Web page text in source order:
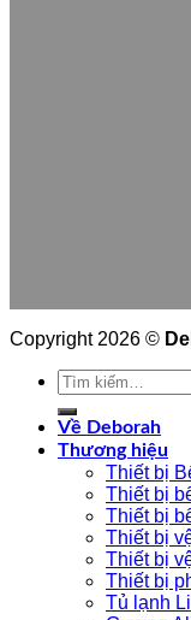
Copyright 2026 ©
Tìm
kiếm:
Về Deborah
Thương hiệu
Thiết bị
Thiết bị
Thiết bị
Thiết bị
Thiết bị
Thiết bị
Tủ lạnh